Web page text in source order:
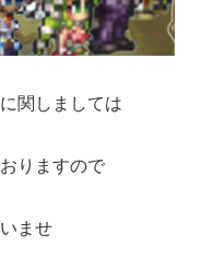
関しましては
りますので
ませ